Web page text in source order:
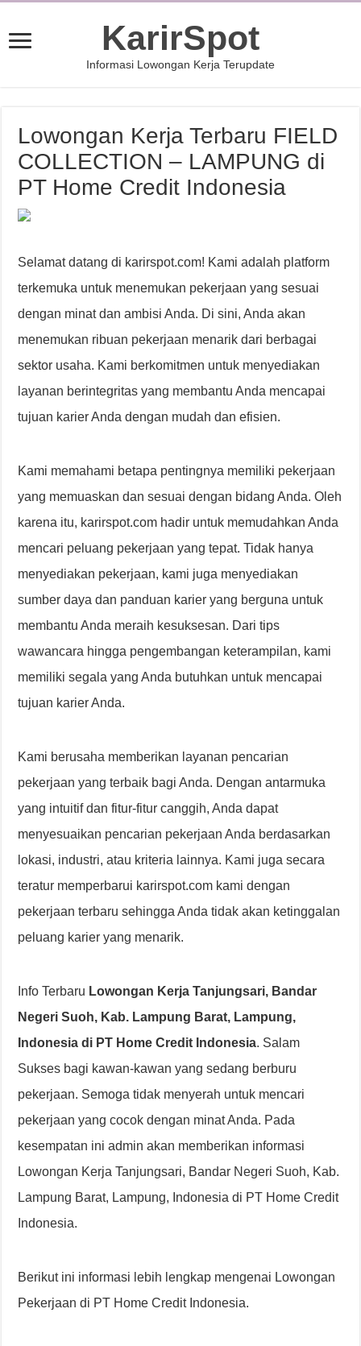
KarirSpot
Informasi Lowongan Kerja Terupdate
Lowongan Kerja Terbaru FIELD
COLLECTION – LAMPUNG di
PT Home Credit Indonesia
Selamat datang di karirspot.com! Kami adalah platform
terkemuka untuk menemukan pekerjaan yang sesuai
dengan minat dan ambisi Anda. Di sini, Anda akan
menemukan ribuan pekerjaan menarik dari berbagai
sektor usaha. Kami berkomitmen untuk menyediakan
layanan berintegritas yang membantu Anda mencapai
tujuan karier Anda dengan mudah dan efisien.
Kami memahami betapa pentingnya memiliki pekerjaan
yang memuaskan dan sesuai dengan bidang Anda. Oleh
karena itu, karirspot.com hadir untuk memudahkan Anda
mencari peluang pekerjaan yang tepat. Tidak hanya
menyediakan pekerjaan, kami juga menyediakan
sumber daya dan panduan karier yang berguna untuk
membantu Anda meraih kesuksesan. Dari tips
wawancara hingga pengembangan keterampilan, kami
memiliki segala yang Anda butuhkan untuk mencapai
tujuan karier Anda.
Kami berusaha memberikan layanan pencarian
pekerjaan yang terbaik bagi Anda. Dengan antarmuka
yang intuitif dan fitur-fitur canggih, Anda dapat
menyesuaikan pencarian pekerjaan Anda berdasarkan
lokasi, industri, atau kriteria lainnya. Kami juga secara
teratur memperbarui karirspot.com kami dengan
pekerjaan terbaru sehingga Anda tidak akan ketinggalan
peluang karier yang menarik.
Info Terbaru Lowongan Kerja Tanjungsari, Bandar
Negeri Suoh, Kab. Lampung Barat, Lampung,
Indonesia di PT Home Credit Indonesia. Salam
Sukses bagi kawan-kawan yang sedang berburu
pekerjaan. Semoga tidak menyerah untuk mencari
pekerjaan yang cocok dengan minat Anda. Pada
kesempatan ini admin akan memberikan informasi
Lowongan Kerja Tanjungsari, Bandar Negeri Suoh, Kab.
Lampung Barat, Lampung, Indonesia di PT Home Credit
Indonesia.
Berikut ini informasi lebih lengkap mengenai Lowongan
Pekerjaan di PT Home Credit Indonesia.